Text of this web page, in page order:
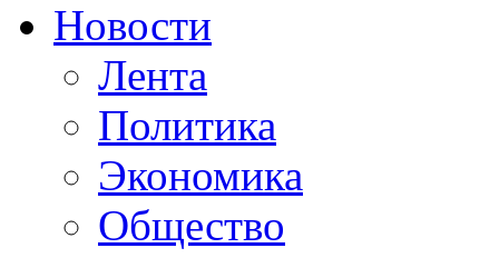
Новости
Лента
Политика
Экономика
Общество